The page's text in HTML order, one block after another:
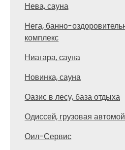
Нева, сауна
Нега, банно-
комплекс
Ниагара, сауна
Новинка, сауна
Оазис в лесу, база отдыха
Одиссей, грузовая
Оил-Сервис